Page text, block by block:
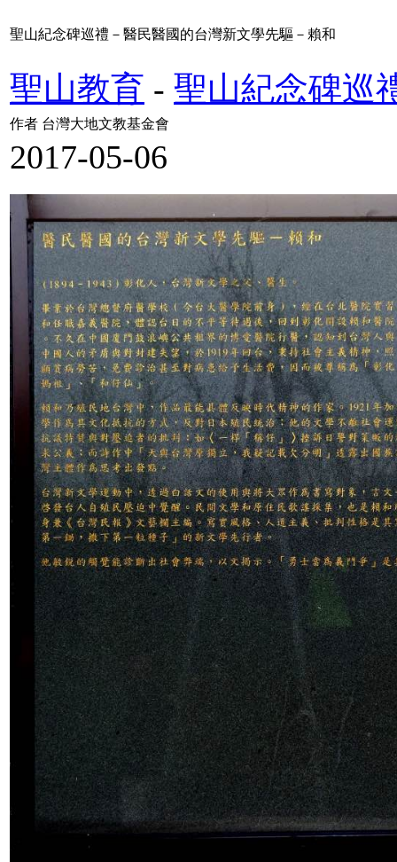
聖山紀念碑巡禮－醫民醫國的台灣新文學先驅－賴和
聖山教育 - 聖山紀念碑巡
作者 台灣大地文教基金會
2017-05-06